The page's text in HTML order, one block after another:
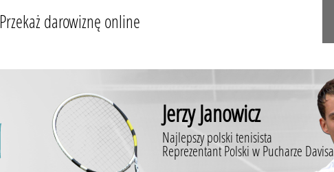
Przekaż darowiznę online
Jerzy Janowicz
Najlepszy polski tenisista
Reprezentant Polski w Pucharze Davisa